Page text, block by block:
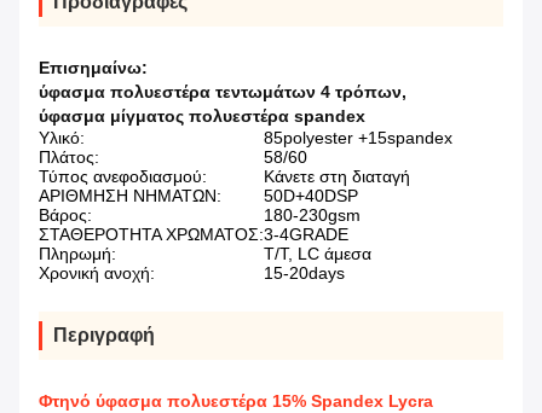
Επισημαίνω:
ύφασμα πολυεστέρα τεντωμάτων 4 τρόπων,
ύφασμα μίγματος πολυεστέρα spandex
Υλικό:
85polyester +15spandex
Πλάτος:
58/60
Τύπος ανεφοδιασμού:
Κάνετε στη διαταγή
ΑΡΙΘΜΗΣΗ ΝΗΜΑΤΩΝ:
50D+40DSP
Βάρος:
180-230gsm
ΣΤΑΘΕΡΟΤΗΤΑ ΧΡΩΜΑΤΟΣ:3-4GRADE
Πληρωμή:
T/T, LC άμεσα
Χρονική ανοχή:
15-20days
Περιγραφή
Φτηνό ύφασμα πολυεστέρα 15% Spandex Lycra